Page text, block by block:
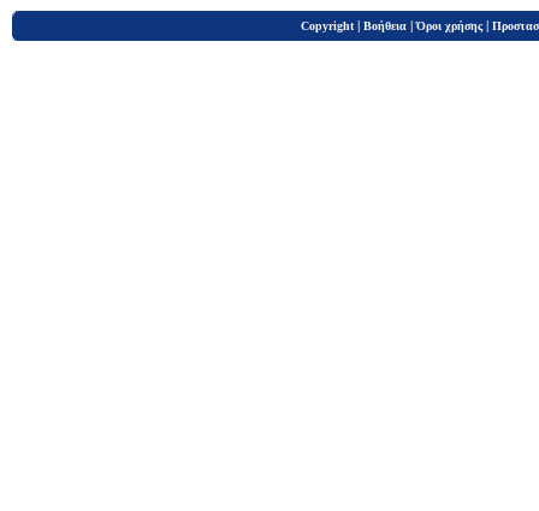
Copyright | Βοήθεια |Όροι χρήσης |